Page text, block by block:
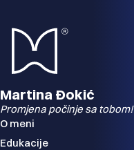
Martina Đokić
Promjena počinje sa tobom!
O meni
Edukacije